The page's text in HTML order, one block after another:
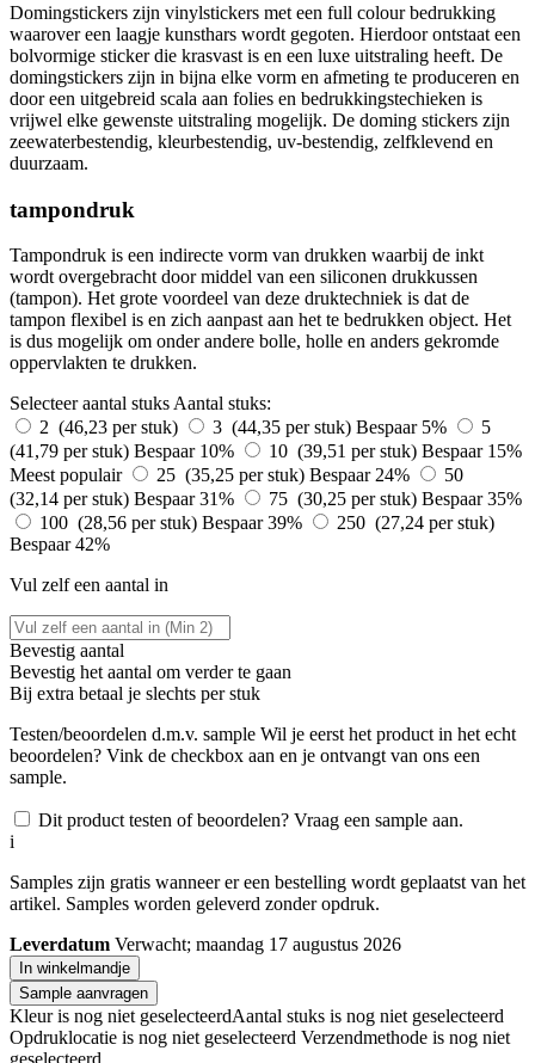
Domingstickers zijn vinylstickers met een full colour bedrukking
waarover een laagje kunsthars wordt gegoten. Hierdoor ontstaat een
bolvormige sticker die krasvast is en een luxe uitstraling heeft. De
domingstickers zijn in bijna elke vorm en afmeting te produceren en
door een uitgebreid scala aan folies en bedrukkingstechieken is
vrijwel elke gewenste uitstraling mogelijk. De doming stickers zijn
zeewaterbestendig, kleurbestendig, uv-bestendig, zelfklevend en
duurzaam.
tampondruk
Tampondruk is een indirecte vorm van drukken waarbij de inkt
wordt overgebracht door middel van een siliconen drukkussen
(tampon). Het grote voordeel van deze druktechniek is dat de
tampon flexibel is en zich aanpast aan het te bedrukken object. Het
is dus mogelijk om onder andere bolle, holle en anders gekromde
oppervlakten te drukken.
Selecteer aantal stuksAantal stuks:
2 (46,23 per stuk)
3 (44,35 per stuk) Bespaar 5%
5
(41,79 per stuk) Bespaar 10% 10 (39,51 per stuk) Bespaar 15%
Meest populair
25 (35,25 per stuk) Bespaar 24%
50
(32,14 per stuk) Bespaar 31% 75 (30,25 per stuk) Bespaar 35%
100 (28,56 per stuk) Bespaar 39%
250 (27,24 per stuk)
Bespaar 42%
Vul zelf een aantal in
Bevestig aantal
Bevestig het aantal om verder te gaan
Bij extra betaal je slechts per stuk
Testen/beoordelen d.m.v. sample Wil je eerst het product in het echt
beoordelen? Vink de checkbox aan en je ontvangt van ons een
sample.
Dit product testen of beoordelen? Vraag een sample aan.
i
Samples zijn gratis wanneer er een bestelling wordt geplaatst van het
artikel. Samples worden geleverd zonder opdruk.
Leverdatum Verwacht; maandag 17 augustus 2026
In winkelmandje
Sample aanvragen
Kleur is nog niet geselecteerdAantal stuks is nog niet geselecteerd
Opdruklocatie is nog niet geselecteerd Verzendmethode is nog niet